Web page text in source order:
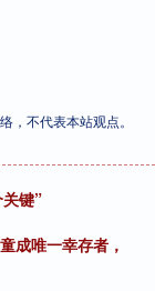
，不代表本站观点。
键”
成唯一幸存者，